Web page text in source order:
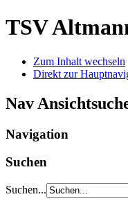
TSV
Zum Inhalt wechseln
Direkt zur
Nav
Navigation
Suchen
Suchen...